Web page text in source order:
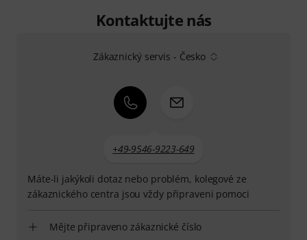
Kontaktujte nás
Zákaznický servis - Česko
+49-9546-9223-649
Máte-li jakýkoli dotaz nebo problém, kolegové ze
zákaznického centra jsou vždy připraveni pomoci
Mějte připraveno zákaznické číslo